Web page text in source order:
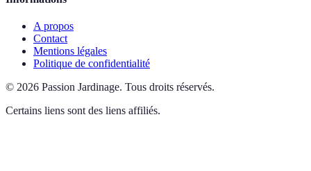
A propos
Contact
Mentions légales
Politique de confidentialité
© 2026 Passion Jardinage. Tous droits réservés.
Certains liens sont des liens affiliés.